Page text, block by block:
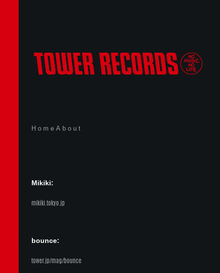
Home About
Mikiki:
mikiki.tokyo.jp
bounce:
tower.jp/mag/bounce